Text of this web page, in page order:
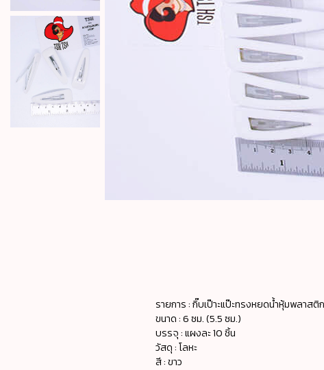
รายการ : กิ๊บเป๊าะแป๊ะทรงหยดน้ำหุ้มพลาส
ขนาด : 6 ซม. (5.5 ซม.)
บรรจุ : แผงละ 10 ชิ้น
วัสดุ : โลหะ
สี : ขาว